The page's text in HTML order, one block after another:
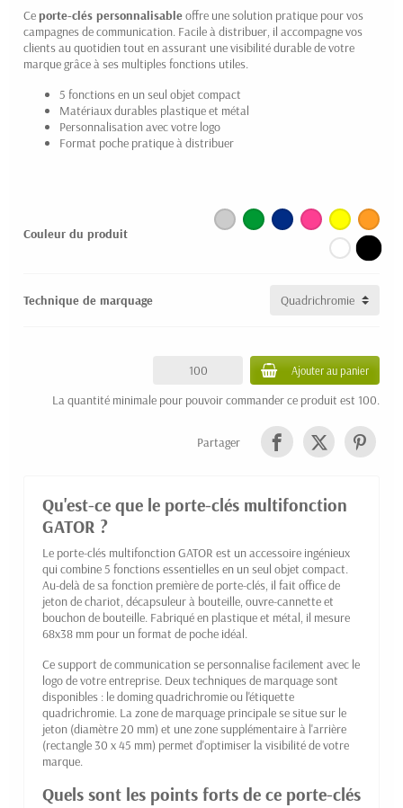
Ceporte-clés personnalisableoffre une solution pratique pour vos
campagnes de communication. Facile à distribuer, il accompagne vos
clients au quotidien tout en assurant une visibilité durable de votre
marque grâce à ses multiples fonctions utiles.
5 fonctions en un seul objet compact
Matériaux durables plastique et métal
Personnalisation avec votre logo
Format poche pratique à distribuer
Couleur du produit
Technique de marquage
Ajouter au panier
La quantité minimale pour pouvoir commander ce produit est 100.
Partager
Qu'est-ce que le porte-clés multifonction
GATOR ?
Le porte-clés multifonction GATOR est un accessoire ingénieux
qui combine 5 fonctions essentielles en un seul objet compact.
Au-delà de sa fonction première de porte-clés, il fait office de
jeton de chariot, décapsuleur à bouteille, ouvre-cannette et
bouchon de bouteille. Fabriqué en plastique et métal, il mesure
68x38 mm pour un format de poche idéal.
Ce support de communication se personnalise facilement avec le
logo de votre entreprise. Deux techniques de marquage sont
disponibles : le doming quadrichromie ou l'étiquette
quadrichromie. La zone de marquage principale se situe sur le
jeton (diamètre 20 mm) et une zone supplémentaire à l'arrière
(rectangle 30 x 45 mm) permet d'optimiser la visibilité de votre
marque.
Quels sont les points forts de ce porte-clés